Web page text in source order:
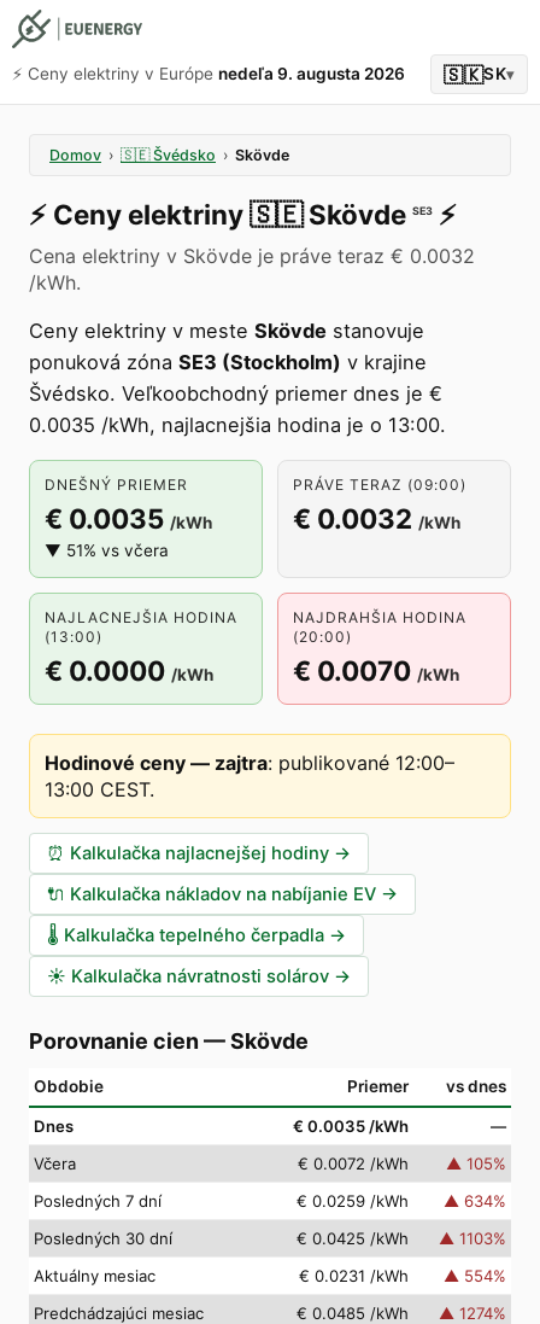
⚡️ Ceny elektriny v Európe nedeľa 9. augusta 2026 🇸🇰SK▾
Domov › 🇸🇪 Švédsko › Skövde
⚡️ Ceny elektriny🇸🇪 Skövde SE3 ⚡️
Cena elektriny v Skövde je práve teraz € 0.0032
/kWh.
Ceny elektriny v meste Skövde stanovuje
ponuková zóna SE3 (Stockholm) v krajine
Švédsko. Veľkoobchodný priemer dnes je €
0.0035 /kWh, najlacnejšia hodina je o 13:00.
DNEŠNÝ PRIEMER
€ 0.0035 /kWh
▼ 51% vs včera
PRÁVE TERAZ (09:00)
€ 0.0032 /kWh
NAJLACNEJŠIA HODINA
(13:00)
€ 0.0000 /kWh
NAJDRAHŠIA HODINA
(20:00)
€ 0.0070 /kWh
Hodinové ceny — zajtra: publikované 12:00–
13:00 CEST.
⏰ Kalkulačka najlacnejšej hodiny →
🔌 Kalkulačka nákladov na nabíjanie EV →
🌡️ Kalkulačka tepelného čerpadla →
☀️ Kalkulačka návratnosti solárov →
Porovnanie cien —Skövde
Obdobie Priemer vs dnes
Dnes € 0.0035 /kWh
—
Včera
€ 0.0072 /kWh ▲ 105%
Posledných 7 dní
€ 0.0259 /kWh ▲ 634%
Posledných 30 dní
€ 0.0425 /kWh ▲ 1103%
Aktuálny mesiac
€ 0.0231 /kWh ▲ 554%
Predchádzajúci mesiac
€ 0.0485 /kWh ▲ 1274%